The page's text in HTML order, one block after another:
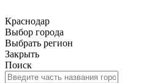
Краснодар
Выбор города
Выбрать регион
Закрыть
Поиск